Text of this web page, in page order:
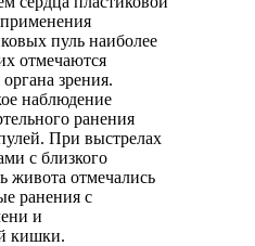
применения
пуль наиболее
отмечаются
зрения.
наблюдение
ранения
При выстрелах
с близкого
живота отмечались
ранения с
и
кишки.